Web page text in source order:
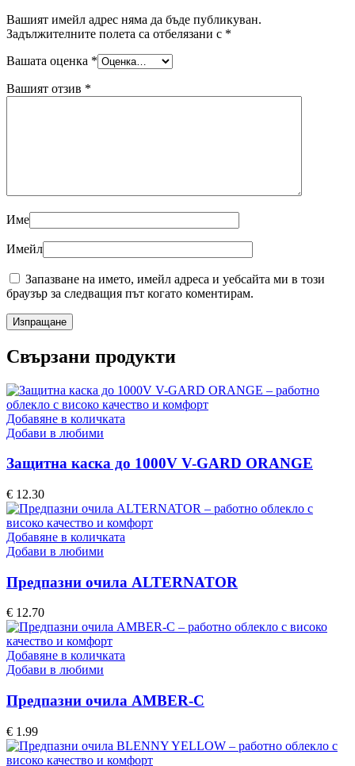
Вашият имейл адрес няма да бъде публикуван.
Задължителните полета са отбелязани с *
Вашата оценка *
Вашият отзив *
Име
Имейл
Запазване на името, имейл адреса и уебсайта ми в този
браузър за следващия път когато коментирам.
Свързани продукти
Добавяне в количката
Добави в любими
Защитна каска до 1000V V-GARD ORANGE
€ 12.30
Добавяне в количката
Добави в любими
Предпазни очила ALTERNATOR
€ 12.70
Добавяне в количката
Добави в любими
Предпазни очила AMBER-C
€ 1.99